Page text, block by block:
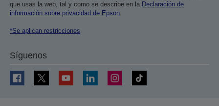
que usas la web, tal y como se describe en la Declaración de
información sobre privacidad de Epson.
*Se aplican restricciones
Síguenos